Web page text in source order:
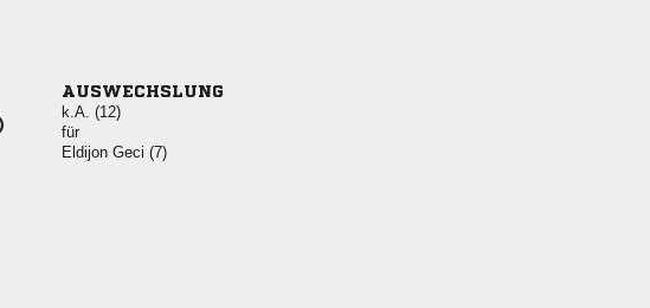
AUSWECHSLUNG
k.A. (12)
für
  